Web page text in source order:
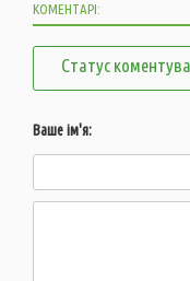
КОМЕНТАРІ:
Статус
Ваше ім'я: